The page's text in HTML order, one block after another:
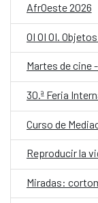
AfrOeste 2026
Martes de cine
30.ª Feria